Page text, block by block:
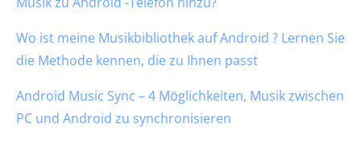
Wo ist meine Musikbibliothek auf Android ? Lernen Sie
die Methode kennen, die zu Ihnen passt
Android Music Sync – 4 Möglichkeiten, Musik zwischen
PC und Android zu synchronisieren